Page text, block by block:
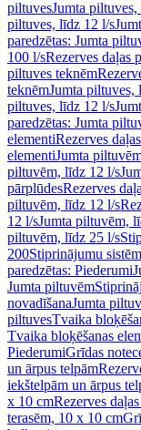
piltuvesJumta
piltuves, līdz 12 l/s
paredzētas: Jumta
100 l/sRezerves daļas
piltuves teknēm
teknēmJumta piltuves,
piltuves, līdz 12 l/s
paredzētas: Jumta
elementiRezerves
elementiJumta
piltuvēm, līdz 12 l/s
pārplūdesRezerves
piltuvēm, līdz 12 l/s
12 l/sJumta piltuvēm,
piltuvēm, līdz 25 l/s
200Stiprinājumu
paredzētas: Piederumi
Jumta piltuvēm
novadīšanaJumta
piltuvesTvaika
Tvaika bloķēšanas
PiederumiGrīdas
un ārpus telpām
iekštelpām un ārpus
x 10 cmRezerves
terasēm, 10 x 10 cm